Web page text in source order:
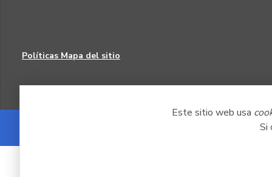
Este sitio web usa
Si
Políticas Mapa del sitio